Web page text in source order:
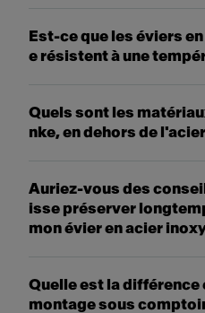
Est-ce que les éviers
e résistent à une
Quels sont les
nke, en dehors de
Auriez-vous des
isse préserver
mon évier en acier
Quelle est la différence
montage sous